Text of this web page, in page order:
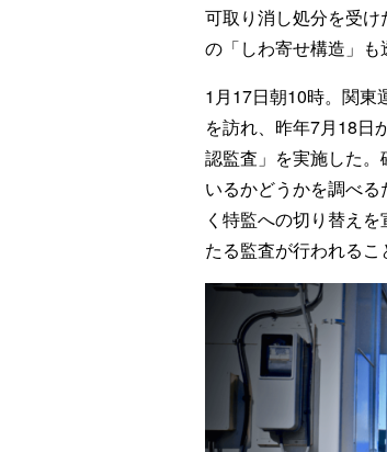
可取り消し処分を受
の「しわ寄せ構造」も
1月17日朝10時。関東
を訪れ、昨年7月18日
認監査」を実施した
いるかどうかを調べ
く特監への切り替え
たる監査が行われるこ